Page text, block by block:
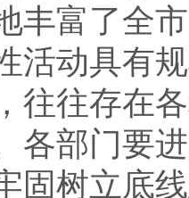
丰富了全
活动具有
往往存在
各部门要
固树立底